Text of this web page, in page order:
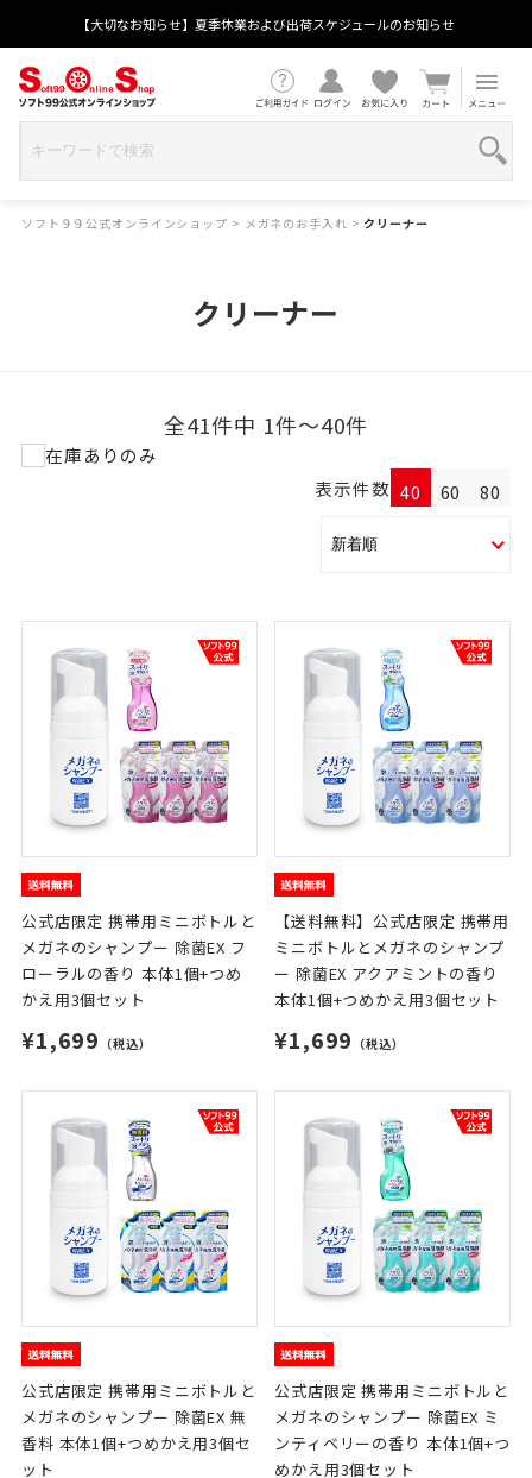
【大切なお知らせ】夏季休業および出荷スケジュールのお知らせ
ソフト９９公式オンラインショップ > メガネのお手入れ > クリーナー
クリーナー
全41件中 1件～40件
在庫ありのみ
表示件数 40 60 80
公式店限定 携帯用ミニボトルと
メガネのシャンプー 除菌EX フ
ローラルの香り 本体1個+つめ
かえ用3個セット
¥1,699 （税込）
【送料無料】公式店限定 携帯用
ミニボトルとメガネのシャンプ
ー 除菌EX アクアミントの香り
本体1個+つめかえ用3個セット
¥1,699 （税込）
公式店限定 携帯用ミニボトルと
メガネのシャンプー 除菌EX 無
香料 本体1個+つめかえ用3個セ
ット
公式店限定 携帯用ミニボトルと
メガネのシャンプー 除菌EX ミ
ンティベリーの香り 本体1個+つ
めかえ用3個セット